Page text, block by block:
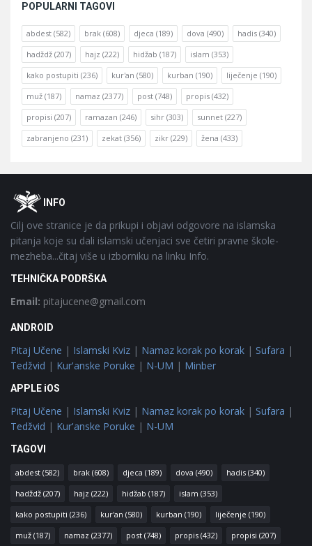
POPULARNI TAGOVI
abdest (582) brak (608) djeca (189) dova (490) hadis (340)
hadždž (207) hajz (222) hidžab (187) islam (353)
kako postupiti (236) kur'an (580) kurban (190) liječenje (190)
muž (187) namaz (2377) post (748) propis (432)
propisi (207) ramazan (246) sihr (303) sunnet (227)
zabranjeno (231) zekat (356) zikr (229) žena (433)
FooterOINFO
Cilj ove stranice je da prikupi i objavi odgovore na islamska
pitanja koje su dali islamski učenjaci sve četiri pravne škole-
mezheba...čitaj više u izborniku na linku Info.
TEHNIČKA PODRŠKA
Email: pitajucene@gmail.com
ANDROID
Pitaj Učene | Islamski Kviz | Namaz korak po korak | Sufara |
Tedžvid | Kur'anske Poruke | N-UM | Minber
APPLE iOS
Pitaj Učene | Islamski Kviz | Namaz korak po korak | Sufara |
Tedžvid | Kur'anske Poruke | N-UM
TAGOVI
abdest (582) brak (608) djeca (189) dova (490) hadis (340)
hadždž (207) hajz (222) hidžab (187) islam (353)
kako postupiti (236) kur'an (580) kurban (190) liječenje (190)
muž (187) namaz (2377) post (748) propis (432) propisi (207)